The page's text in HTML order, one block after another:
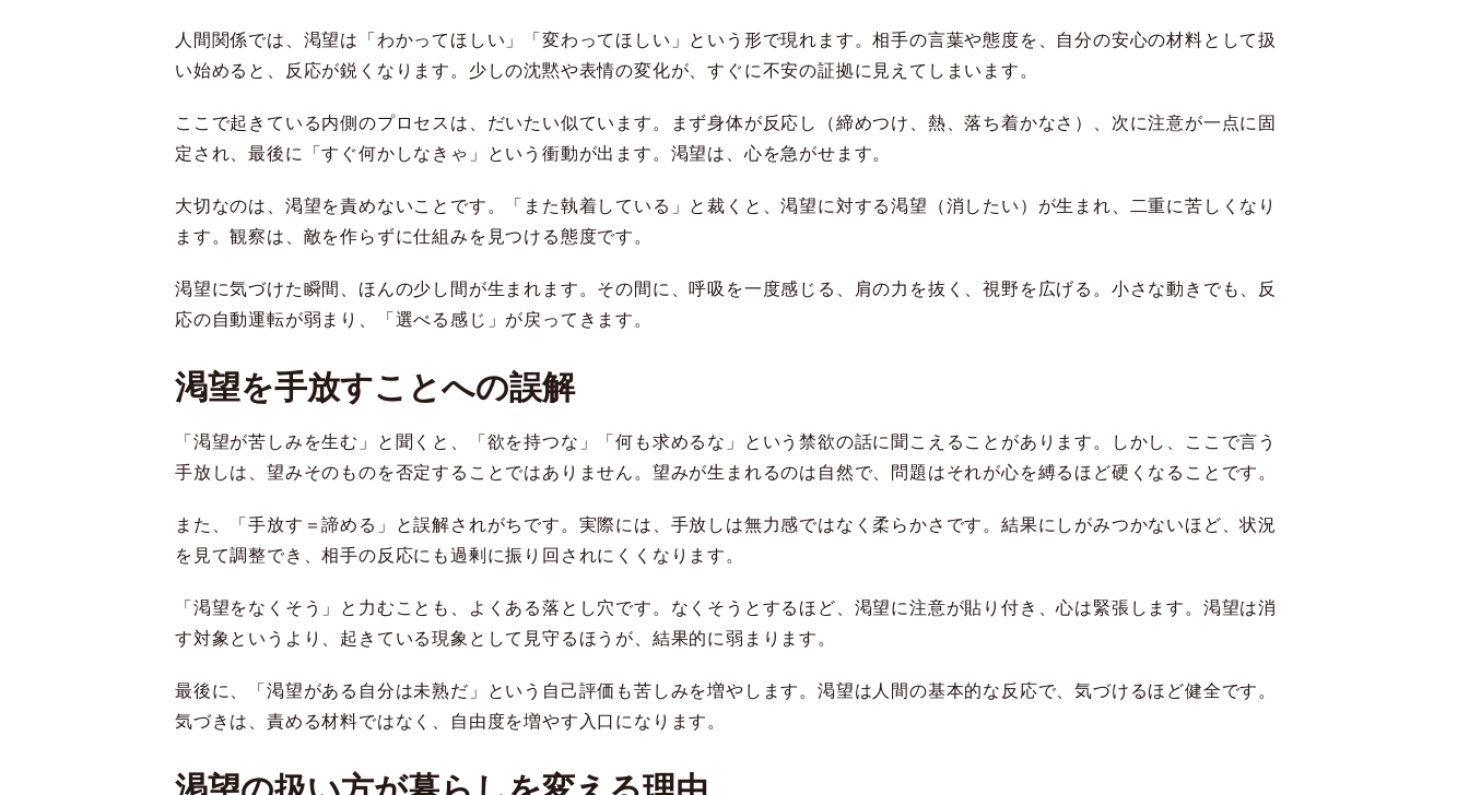
人間関係では、渇望は「わかってほしい」「変わってほしい」という形で現れます。相手の言葉や態度を、自分の安心の材料として扱
い始めると、反応が鋭くなります。少しの沈黙や表情の変化が、すぐに不安の証拠に見えてしまいます。
ここで起きている内側のプロセスは、だいたい似ています。まず身体が反応し（締めつけ、熱、落ち着かなさ）、次に注意が一点に固
定され、最後に「すぐ何かしなきゃ」という衝動が出ます。渇望は、心を急がせます。
大切なのは、渇望を責めないことです。「また執着している」と裁くと、渇望に対する渇望（消したい）が生まれ、二重に苦しくなり
ます。観察は、敵を作らずに仕組みを見つける態度です。
渇望に気づけた瞬間、ほんの少し間が生まれます。その間に、呼吸を一度感じる、肩の力を抜く、視野を広げる。小さな動きでも、反
応の自動運転が弱まり、「選べる感じ」が戻ってきます。
渇望を手放すことへの誤解
「渇望が苦しみを生む」と聞くと、「欲を持つな」「何も求めるな」という禁欲の話に聞こえることがあります。しかし、ここで言う
手放しは、望みそのものを否定することではありません。望みが生まれるのは自然で、問題はそれが心を縛るほど硬くなることです。
また、「手放す＝諦める」と誤解されがちです。実際には、手放しは無力感ではなく柔らかさです。結果にしがみつかないほど、状況
を見て調整でき、相手の反応にも過剰に振り回されにくくなります。
「渇望をなくそう」と力むことも、よくある落とし穴です。なくそうとするほど、渇望に注意が貼り付き、心は緊張します。渇望は消
す対象というより、起きている現象として見守るほうが、結果的に弱まります。
最後に、「渇望がある自分は未熟だ」という自己評価も苦しみを増やします。渇望は人間の基本的な反応で、気づけるほど健全です。
気づきは、責める材料ではなく、自由度を増やす入口になります。